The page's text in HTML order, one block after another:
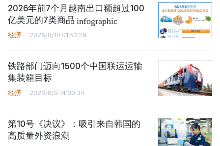
2026年前7个月越南出口额超过100
亿美元的7类商品 infographic
经济 2026/8/10 01:53:29
铁路部门迈向1500个中国联运运输
集装箱目标
经济 2026/8/9 14:00:34
第10号《决议》：吸引来自韩国的
高质量外资浪潮